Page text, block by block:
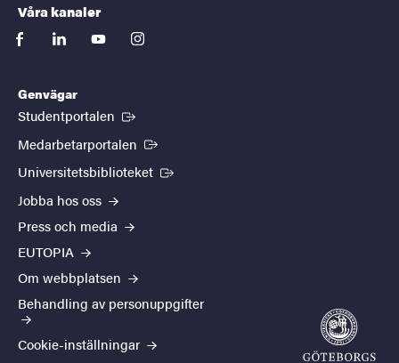
Våra kanaler
facebooklinkedinyoutubeinstagram
Genvägar
Studentportalen (Extern länk)
Medarbetarportalen (Extern länk)
Universitetsbiblioteket (Extern länk)
Jobba hos oss
Press och media
EUTOPIA
Om webbplatsen
Behandling av personuppgifter
Cookie-inställningar